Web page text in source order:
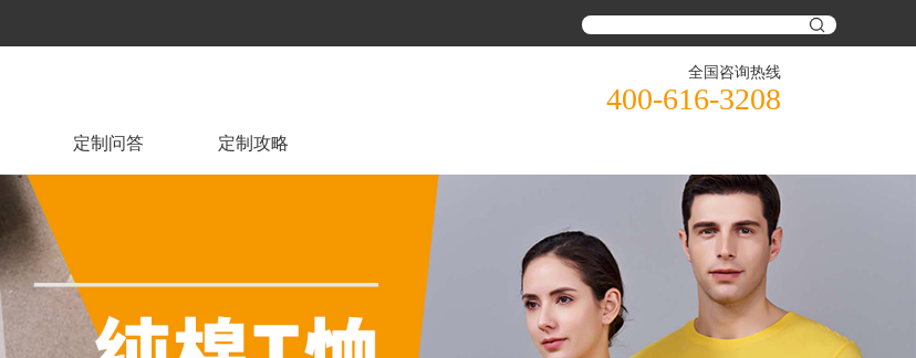
全国咨询热线
400-616-3208
定制问答 定制攻略